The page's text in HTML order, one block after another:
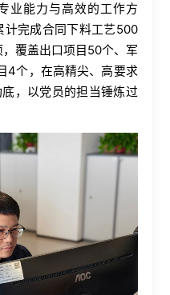
业能力与高效的工作方
完成合同下料工艺500
覆盖出口项目50个、军
4个，在高精尖、高要求
，以党员的担当锤炼过